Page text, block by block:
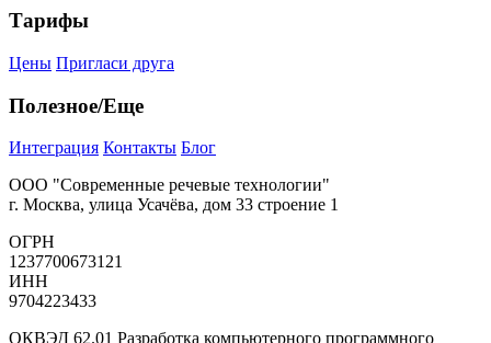
Тарифы
Цены Пригласи друга
Полезное/Еще
Интеграция Контакты Блог
ООО "Современные речевые технологии"
г. Москва, улица Усачёва, дом 33 строение 1
ОГРН
1237700673121
ИНН
9704223433
ОКВЭД 62.01 Разработка компьютерного программного